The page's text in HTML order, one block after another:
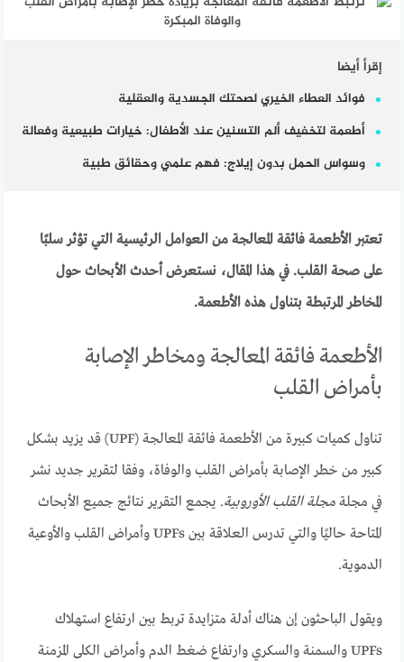
إقرأ أيضا
فوائد العطاء الخيري لصحتك الجسدية والعقلية
أطعمة لتخفيف ألم التسنين عند الأطفال: خيارات طبيعية وفعالة
وسواس الحمل بدون إيلاج: فهم علمي وحقائق طبية
تعتبر الأطعمة فائقة المعالجة من العوامل الرئيسية التي تؤثر سلبًا
على صحة القلب. في هذا المقال، نستعرض أحدث الأبحاث حول
المخاطر المرتبطة بتناول هذه الأطعمة.
الأطعمة فائقة المعالجة ومخاطر الإصابة
بأمراض القلب
تناول كميات كبيرة من الأطعمة فائقة المعالجة (UPF) قد يزيد بشكل
كبير من خطر الإصابة بأمراض القلب والوفاة، وفقا لتقرير جديد نشر
في مجلةمجلة القلب الأوروبية. يجمع التقرير نتائج جميع الأبحاث
المتاحة حاليًا والتي تدرس العلاقة بين UPFs وأمراض القلب والأوعية
الدموية.
ويقول الباحثون إن هناك أدلة متزايدة تربط بين ارتفاع استهلاك
UPFs والسمنة والسكري وارتفاع ضغط الدم وأمراض الكلى المزمنة